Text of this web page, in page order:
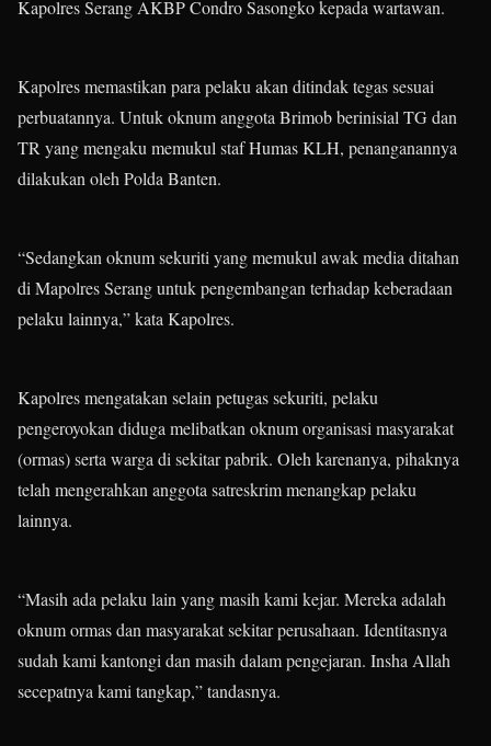
Kapolres Serang AKBP Condro Sasongko kepada wartawan.
Kapolres memastikan para pelaku akan ditindak tegas sesuai
perbuatannya. Untuk oknum anggota Brimob berinisial TG dan
TR yang mengaku memukul staf Humas KLH, penanganannya
dilakukan oleh Polda Banten.
“Sedangkan oknum sekuriti yang memukul awak media ditahan
di Mapolres Serang untuk pengembangan terhadap keberadaan
pelaku lainnya,” kata Kapolres.
Kapolres mengatakan selain petugas sekuriti, pelaku
pengeroyokan diduga melibatkan oknum organisasi masyarakat
(ormas) serta warga di sekitar pabrik. Oleh karenanya, pihaknya
telah mengerahkan anggota satreskrim menangkap pelaku
lainnya.
“Masih ada pelaku lain yang masih kami kejar. Mereka adalah
oknum ormas dan masyarakat sekitar perusahaan. Identitasnya
sudah kami kantongi dan masih dalam pengejaran. Insha Allah
secepatnya kami tangkap,” tandasnya.